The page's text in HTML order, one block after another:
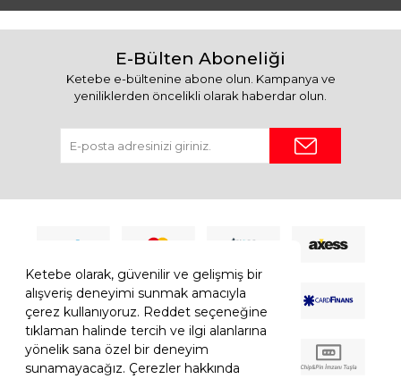
Ketebe olarak, güvenilir ve gelişmiş bir
alışveriş deneyimi sunmak amacıyla
çerez kullanıyoruz. Reddet seçeneğine
tıklaman halinde tercih ve ilgi alanlarına
yönelik sana özel bir deneyim
sunamayacağız. Çerezler hakkında
E-Bülten Aboneliği
Ketebe e-bültenine abone olun. Kampanya ve
yeniliklerden öncelikli olarak haberdar olun.